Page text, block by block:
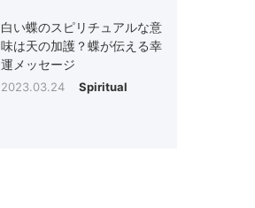
白い蝶のスピリチュアルな意
味は天の加護？蝶が伝える幸
運メッセージ
2023.03.24 Spiritual